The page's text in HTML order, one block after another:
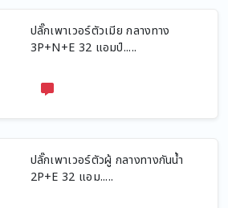
ปลั๊กเพาเวอร์ตัวเมีย กลางทาง
3P+N+E 32 แอมป์.....
ปลั๊กเพาเวอร์ตัวผู้ กลางทางกันน้ำ
2P+E 32 แอม.....